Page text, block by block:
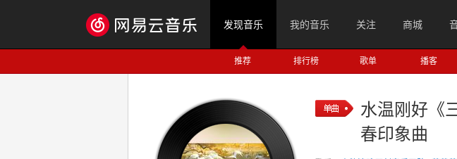
发现音乐 我的音乐 关注 商城
推荐 排行榜 歌单 播客